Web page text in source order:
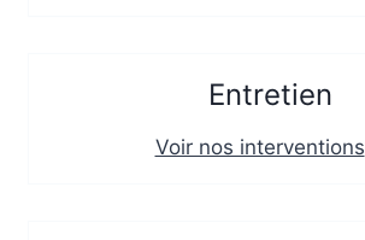
Entretien
Voir nos interventions